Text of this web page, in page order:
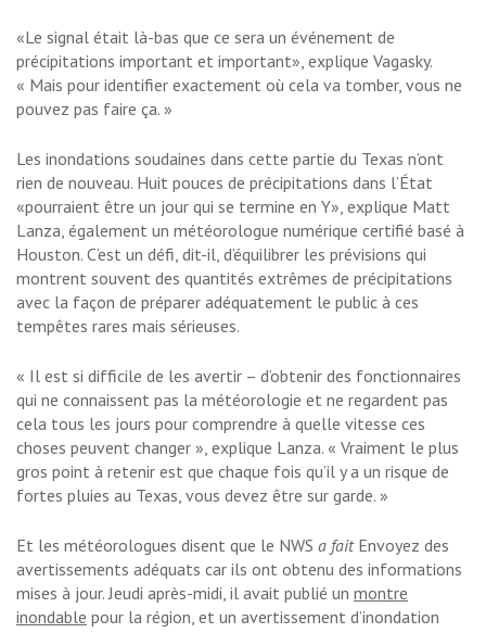
«Le signal était là-bas que ce sera un événement de
précipitations important et important», explique Vagasky.
« Mais pour identifier exactement où cela va tomber, vous ne
pouvez pas faire ça. »
Les inondations soudaines dans cette partie du Texas n’ont
rien de nouveau. Huit pouces de précipitations dans l’État
«pourraient être un jour qui se termine en Y», explique Matt
Lanza, également un météorologue numérique certifié basé à
Houston. C’est un défi, dit-il, d’équilibrer les prévisions qui
montrent souvent des quantités extrêmes de précipitations
avec la façon de préparer adéquatement le public à ces
tempêtes rares mais sérieuses.
« Il est si difficile de les avertir – d’obtenir des fonctionnaires
qui ne connaissent pas la météorologie et ne regardent pas
cela tous les jours pour comprendre à quelle vitesse ces
choses peuvent changer », explique Lanza. « Vraiment le plus
gros point à retenir est que chaque fois qu’il y a un risque de
fortes pluies au Texas, vous devez être sur garde. »
Et les météorologues disent que le NWS a faitEnvoyez des
avertissements adéquats car ils ont obtenu des informations
mises à jour. Jeudi après-midi, il avait publié un montre
inondable pour la région, et un avertissement d’inondation